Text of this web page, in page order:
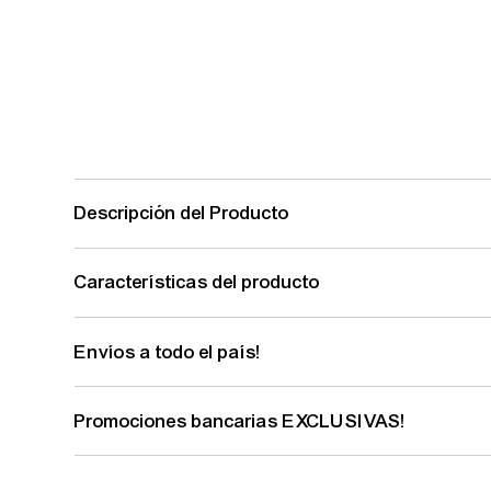
Descripción del Producto
Características del producto
Envíos a todo el país!
Promociones bancarias EXCLUSIVAS!